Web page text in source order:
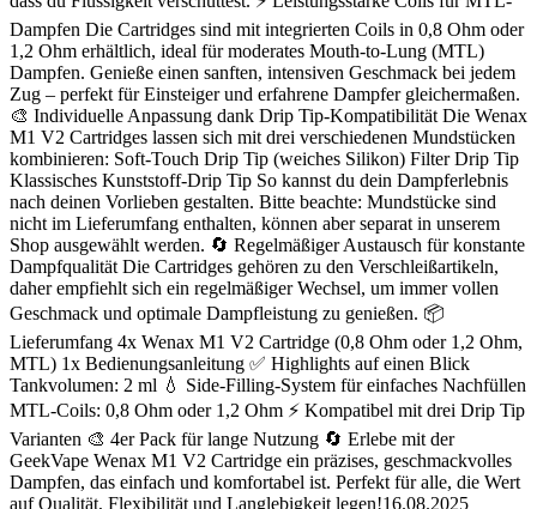
Dampfen Die Cartridges sind mit integrierten Coils in 0,8 Ohm oder
1,2 Ohm erhältlich, ideal für moderates Mouth-to-Lung (MTL)
Dampfen. Genieße einen sanften, intensiven Geschmack bei jedem
Zug – perfekt für Einsteiger und erfahrene Dampfer gleichermaßen.
🎨 Individuelle Anpassung dank Drip Tip-Kompatibilität Die Wenax
M1 V2 Cartridges lassen sich mit drei verschiedenen Mundstücken
kombinieren: Soft-Touch Drip Tip (weiches Silikon) Filter Drip Tip
Klassisches Kunststoff-Drip Tip So kannst du dein Dampferlebnis
nach deinen Vorlieben gestalten. Bitte beachte: Mundstücke sind
nicht im Lieferumfang enthalten, können aber separat in unserem
Shop ausgewählt werden. 🔄 Regelmäßiger Austausch für konstante
Dampfqualität Die Cartridges gehören zu den Verschleißartikeln,
daher empfiehlt sich ein regelmäßiger Wechsel, um immer vollen
Geschmack und optimale Dampfleistung zu genießen. 📦
Lieferumfang 4x Wenax M1 V2 Cartridge (0,8 Ohm oder 1,2 Ohm,
MTL) 1x Bedienungsanleitung ✅ Highlights auf einen Blick
Tankvolumen: 2 ml 💧 Side-Filling-System für einfaches Nachfüllen
MTL-Coils: 0,8 Ohm oder 1,2 Ohm ⚡ Kompatibel mit drei Drip Tip
Varianten 🎨 4er Pack für lange Nutzung 🔄 Erlebe mit der
GeekVape Wenax M1 V2 Cartridge ein präzises, geschmackvolles
Dampfen, das einfach und komfortabel ist. Perfekt für alle, die Wert
auf Qualität, Flexibilität und Langlebigkeit legen!16.08.2025